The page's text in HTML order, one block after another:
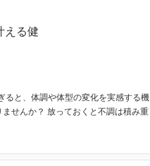
える健
ると、体調や体型の変化を実感する機
せんか？ 放っておくと不調は積み重